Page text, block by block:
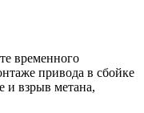
временного
привода в сбойке
и взрыв метана,